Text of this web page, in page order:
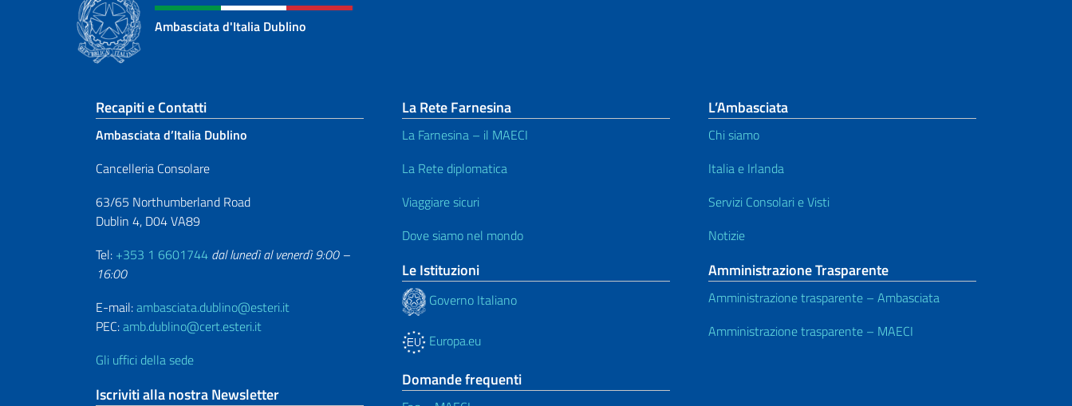
Ambasciata d'Italia Dublino
Sezione footer
Recapiti e Contatti
Ambasciata d’Italia Dublino
Cancelleria Consolare
63/65 Northumberland Road
Dublin 4, D04 VA89
Tel: +353 1 6601744 dal lunedì al venerdì 9:00 –
16:00
E-mail:ambasciata.dublino@esteri.it
PEC:amb.dublino@cert.esteri.it
Gli uffici della sede
Iscriviti alla nostra Newsletter
La Rete Farnesina
La Farnesina – il MAECI
La Rete diplomatica
Viaggiare sicuri
Dove siamo nel mondo
Le Istituzioni
Governo Italiano
Europa.eu
Domande frequenti
L’Ambasciata
Chi siamo
Italia e Irlanda
Servizi Consolari e Visti
Notizie
Amministrazione Trasparente
Amministrazione trasparente – Ambasciata
Amministrazione trasparente – MAECI